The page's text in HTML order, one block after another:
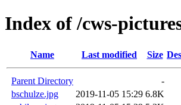
Index of /cws-
Name Last modified Size
Parent Directory
-
bschulze.jpg
2019-11-05 15:29 6.8K